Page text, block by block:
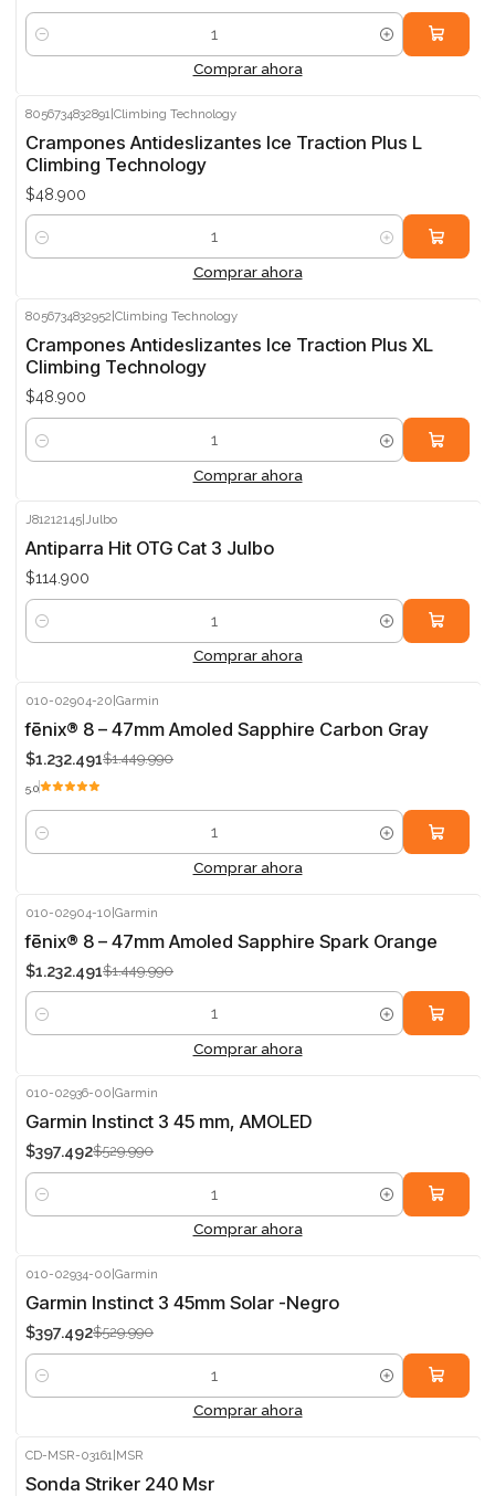
Cantidad
Comprar ahora
8056734832891 |Climbing Technology
Crampones Antideslizantes Ice Traction Plus L
Climbing Technology
$48.900
Cantidad
Comprar ahora
8056734832952 |Climbing Technology
Crampones Antideslizantes Ice Traction Plus XL
Climbing Technology
$48.900
Cantidad
Comprar ahora
J81212145 |Julbo
Antiparra Hit OTG Cat 3 Julbo
$114.900
Cantidad
Comprar ahora
-15%
010-02904-20|Garmin
fēnix® 8 – 47mm Amoled Sapphire Carbon Gray
$1.232.491$1.449.990
5.0
Cantidad
Comprar ahora
-15%
010-02904-10|Garmin
fēnix® 8 – 47mm Amoled Sapphire Spark Orange
$1.232.491$1.449.990
Cantidad
Comprar ahora
-25%
010-02936-00 |Garmin
Garmin Instinct 3 45 mm, AMOLED
$397.492$529.990
Cantidad
Comprar ahora
-25%
010-02934-00 |Garmin
Garmin Instinct 3 45mm Solar -Negro
$397.492$529.990
Cantidad
Comprar ahora
CD-MSR-03161|MSR
Sonda Striker 240 Msr